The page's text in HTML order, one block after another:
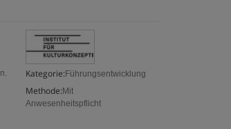
Kategorie: Führungsentwicklung
Methode: Mit
Anwesenheitspflicht